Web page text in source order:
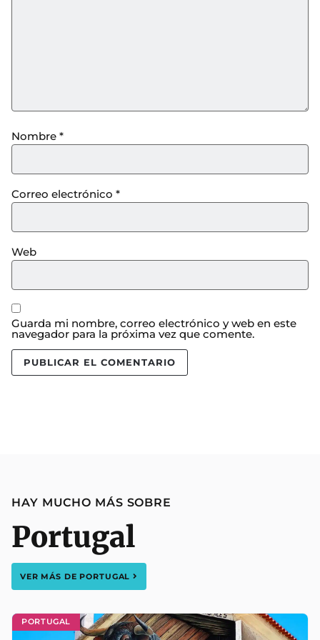
Nombre *
Correo electrónico *
Web
Guarda mi nombre, correo electrónico y web en este
navegador para la próxima vez que comente.
HAY MUCHO MÁS SOBRE
Portugal
VER MÁS DE PORTUGAL
PORTUGAL